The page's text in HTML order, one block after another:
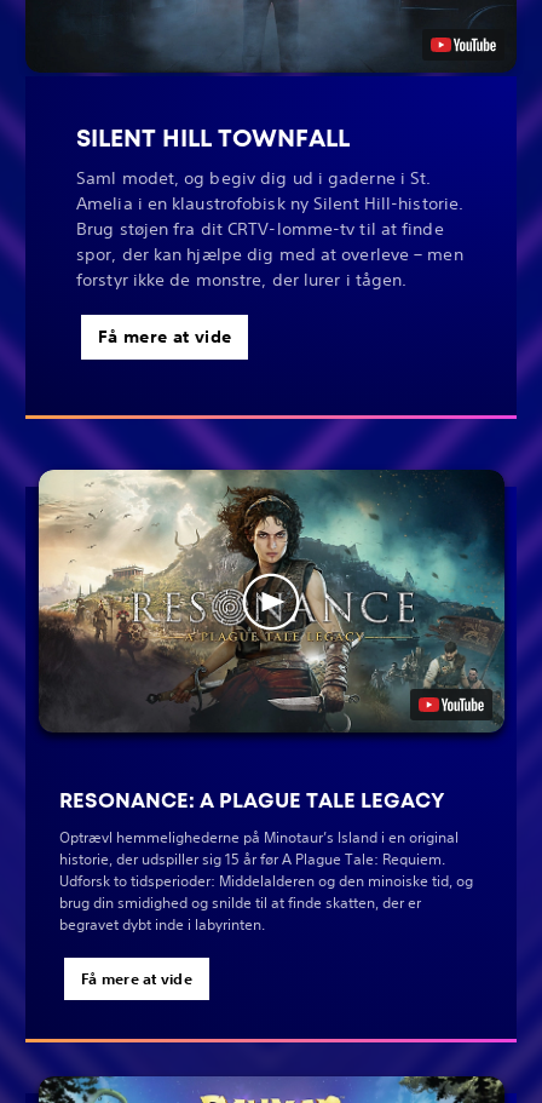
SILENT HILL TOWNFALL
Saml modet, og begiv dig ud i gaderne i St.
Amelia i en klaustrofobisk ny Silent Hill-historie.
Brug støjen fra dit CRTV-lomme-tv til at finde
spor, der kan hjælpe dig med at overleve – men
forstyr ikke de monstre, der lurer i tågen.
Få mere at vide
RESONANCE: A PLAGUE TALE LEGACY
Optrævl hemmelighederne på Minotaur’s Island i en original
historie, der udspiller sig 15 år før A Plague Tale: Requiem.
Udforsk to tidsperioder: Middelalderen og den minoiske tid, og
brug din smidighed og snilde til at finde skatten, der er
begravet dybt inde i labyrinten.
Få mere at vide